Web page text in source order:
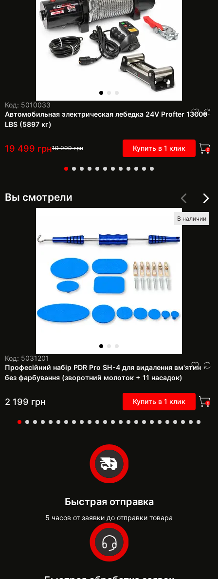
Код: 5010033
Автомобильная электрическая лебедка 24V Profter 13000
LBS (5897 кг)
19 499 грн19 999грн Купить в 1 клик 0
Вы смотрели
В наличии
Код: 5031201
Професійний набір PDR Pro SH-4 для видалення вм'ятин
без фарбування (зворотний молоток + 11 насадок)
2 199 грн Купить в 1 клик 0
Быстрая отправка
5 часов от заявки до отправки товара